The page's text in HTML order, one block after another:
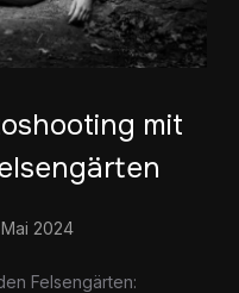
mit
Mai 2024
Felsengärten: